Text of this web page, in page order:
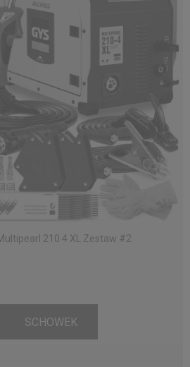
Spawarka Migomat GYS Multipearl 210 4 XL Zestaw #2
SCHOWEK